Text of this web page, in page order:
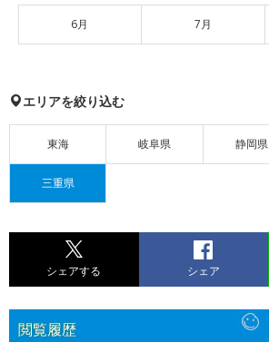
6月 7月
エリアを絞り込む
東海 岐阜県 静岡県
三重県
シェアする シェア
閲覧履歴